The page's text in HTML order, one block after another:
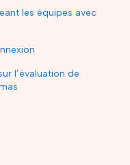
les équipes avec
l’évaluation de